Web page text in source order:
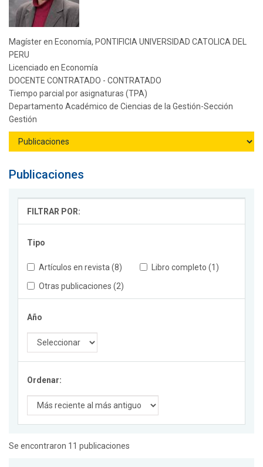
Magíster en Economía, PONTIFICIA UNIVERSIDAD CATOLICA DEL
PERU
Licenciado en Economía
DOCENTE CONTRATADO - CONTRATADO
Tiempo parcial por asignaturas (TPA)
Departamento Académico de Ciencias de la Gestión-Sección
Gestión
Publicaciones
FILTRAR POR:
Tipo
Artículos en revista (8)
Libro completo (1)
Otras publicaciones (2)
Año
Ordenar:
Se encontraron 11 publicaciones